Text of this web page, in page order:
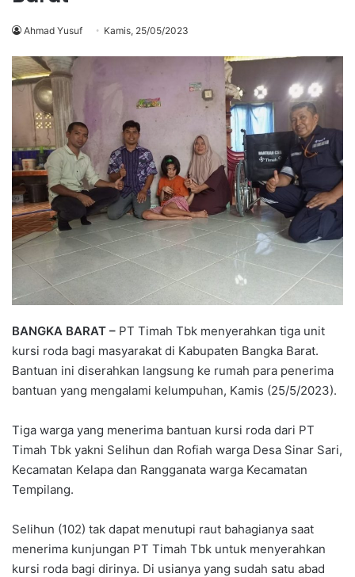
Ahmad Yusuf Kamis, 25/05/2023
BANGKA BARAT – PT Timah Tbk menyerahkan tiga unit
kursi roda bagi masyarakat di Kabupaten Bangka Barat.
Bantuan ini diserahkan langsung ke rumah para penerima
bantuan yang mengalami kelumpuhan, Kamis (25/5/2023).
Tiga warga yang menerima bantuan kursi roda dari PT
Timah Tbk yakni Selihun dan Rofiah warga Desa Sinar Sari,
Kecamatan Kelapa dan Rangganata warga Kecamatan
Tempilang.
Selihun (102) tak dapat menutupi raut bahagianya saat
menerima kunjungan PT Timah Tbk untuk menyerahkan
kursi roda bagi dirinya. Di usianya yang sudah satu abad